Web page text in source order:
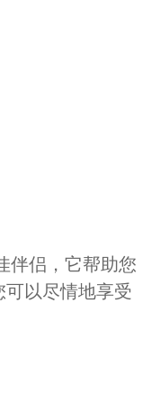
伴侣，它帮助您
以尽情地享受